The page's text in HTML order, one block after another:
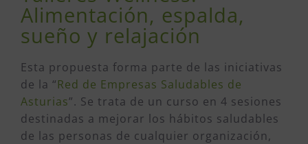
Alimentación, espalda,
sueño y relajación
Esta propuesta forma parte de las iniciativas
de la “Red de Empresas Saludables de
Asturias”. Se trata de un curso en 4 sesiones
destinadas a mejorar los hábitos saludables
de las personas de cualquier organización,